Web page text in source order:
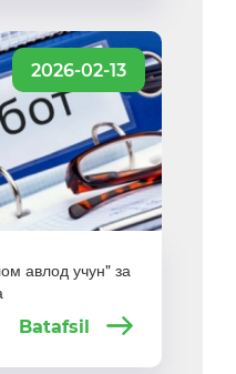
2026-02-13
авлод учун" за
Batafsil